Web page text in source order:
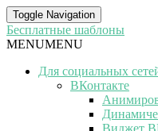
Toggle Navigation
Бесплатные шаблоны
MENUMENU
Для социальных
ВКонтакте
Виджет